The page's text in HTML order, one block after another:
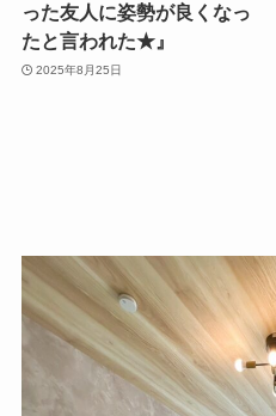
った友人に姿勢が良くなっ
たと言われた★』
2025年8月25日